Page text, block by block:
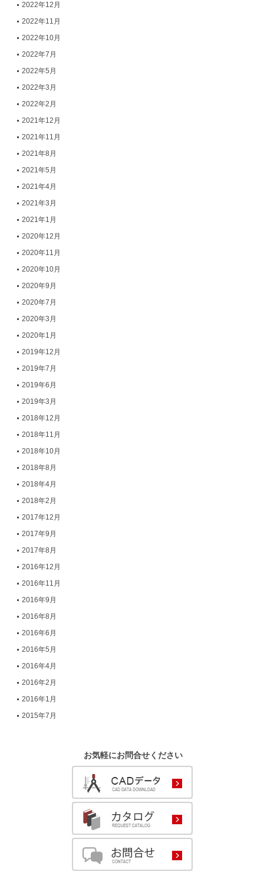
2022年12月
2022年11月
2022年10月
2022年7月
2022年5月
2022年3月
2022年2月
2021年12月
2021年11月
2021年8月
2021年5月
2021年4月
2021年3月
2021年1月
2020年12月
2020年11月
2020年10月
2020年9月
2020年7月
2020年3月
2020年1月
2019年12月
2019年7月
2019年6月
2019年3月
2018年12月
2018年11月
2018年10月
2018年8月
2018年4月
2018年2月
2017年12月
2017年9月
2017年8月
2016年12月
2016年11月
2016年9月
2016年8月
2016年6月
2016年5月
2016年4月
2016年2月
2016年1月
2015年7月
お気軽にお問合せください